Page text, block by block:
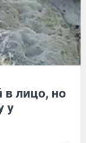
в лицо, но
у